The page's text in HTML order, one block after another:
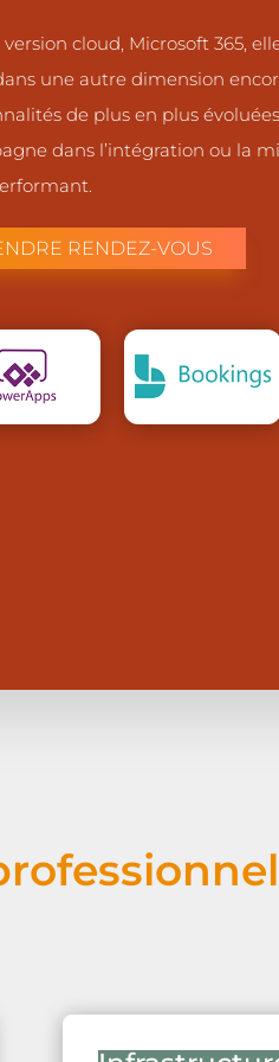
version cloud, Microsoft 365,
une autre dimension
de plus en plus
dans l’intégration ou la
RENDEZ-VOUS